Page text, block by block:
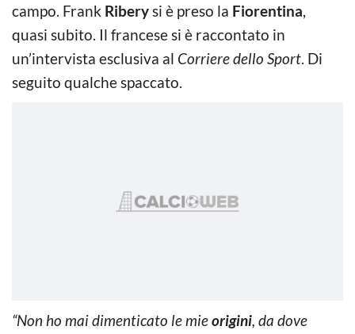
campo. Frank Riberysi è preso la Fiorentina,
quasi subito. Il francese si è raccontato in
un’intervista esclusiva al Corriere dello Sport. Di
seguito qualche spaccato.
“Non ho mai dimenticato le mieorigini, da dove